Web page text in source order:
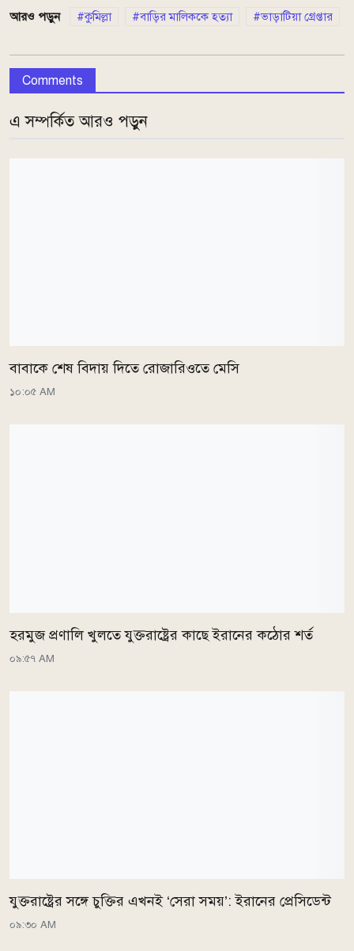
আরও পড়ুন কুমিল্লা বাড়ির মালিককে হত্যা ভাড়াটিয়া গ্রেপ্তার
Comments
এ সম্পর্কিত আরও পড়ুন
বাবাকে শেষ বিদায় দিতে রোজারিওতে মেসি
১০:০৫ AM
হরমুজ প্রণালি খুলতে যুক্তরাষ্ট্রের কাছে ইরানের কঠোর শর্ত
০৯:৫৭ AM
যুক্তরাষ্ট্রের সঙ্গে চুক্তির এখনই ‘সেরা সময়’: ইরানের প্রেসিডেন্ট
০৯:৩০ AM